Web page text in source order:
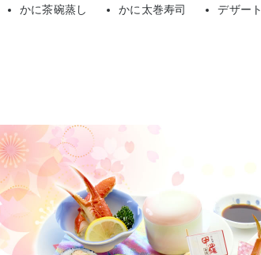
かに茶碗蒸し
かに太巻寿司 デザート